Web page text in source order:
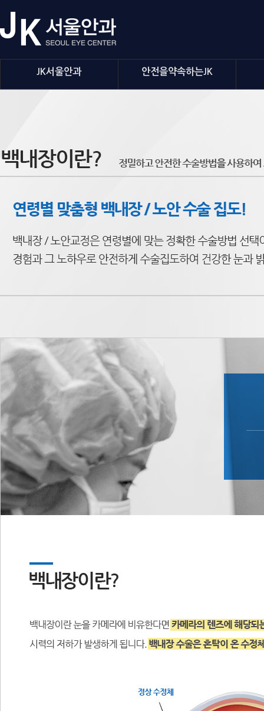
JK서울안과 안전을약속하는JK